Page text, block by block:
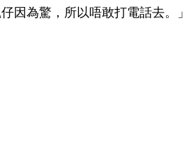
因為驚，所以唔敢打電話去。」